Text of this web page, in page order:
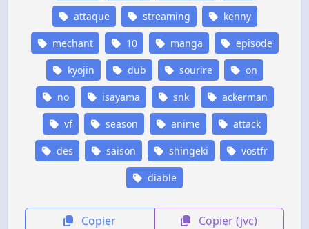
attaque streaming kenny
mechant 10 manga episode
kyojin dub sourire on
no isayama snk ackerman
vf season anime attack
des saison shingeki vostfr
diable
Copier Copier (jvc)